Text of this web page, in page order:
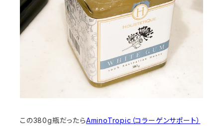
この380g瓶だったらAminoTropic（コラーゲンサポート）